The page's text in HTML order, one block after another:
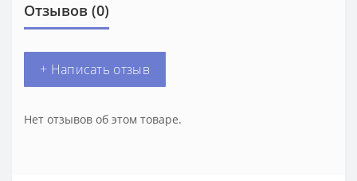
Отзывов (0)
+ Написать отзыв
Нет отзывов об этом товаре.